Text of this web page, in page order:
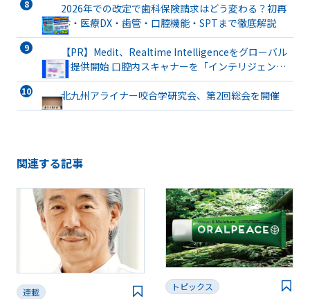
2026年での改定で歯科保険請求はどう変わる？初再
診・医療DX・歯管・口腔機能・SPTまで徹底解説
【PR】Medit、Realtime Intelligenceをグローバル
で提供開始 口腔内スキャナーを「インテリジェント
な臨床パートナー」へと進化
北九州アライナー咬合学研究会、第2回総会を開催
関連する記事
連載 トピックス